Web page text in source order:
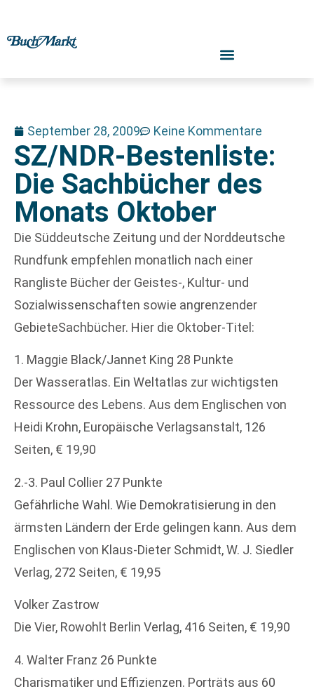
September 28, 2009 Keine Kommentare
SZ/NDR-Bestenliste:
Die Sachbücher des
Monats Oktober
Die Süddeutsche Zeitung und der Norddeutsche
Rundfunk empfehlen monatlich nach einer
Rangliste Bücher der Geistes-, Kultur- und
Sozialwissenschaften sowie angrenzender
GebieteSachbücher. Hier die Oktober-Titel:
1. Maggie Black/Jannet King 28 Punkte
Der Wasseratlas. Ein Weltatlas zur wichtigsten
Ressource des Lebens. Aus dem Englischen von
Heidi Krohn, Europäische Verlagsanstalt, 126
Seiten, € 19,90
2.-3. Paul Collier 27 Punkte
Gefährliche Wahl. Wie Demokratisierung in den
ärmsten Ländern der Erde gelingen kann. Aus dem
Englischen von Klaus-Dieter Schmidt, W. J. Siedler
Verlag, 272 Seiten, € 19,95
Volker Zastrow
Die Vier, Rowohlt Berlin Verlag, 416 Seiten, € 19,90
4. Walter Franz 26 Punkte
Charismatiker und Effizienzen. Porträts aus 60